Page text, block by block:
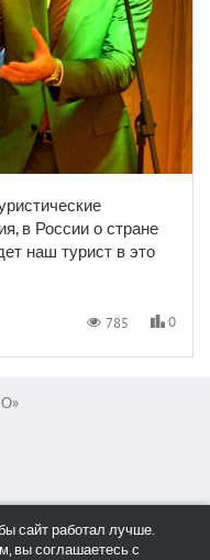
в России о стране
наш турист в это
785 0
сайт работал лучше.
вы соглашаетесь с